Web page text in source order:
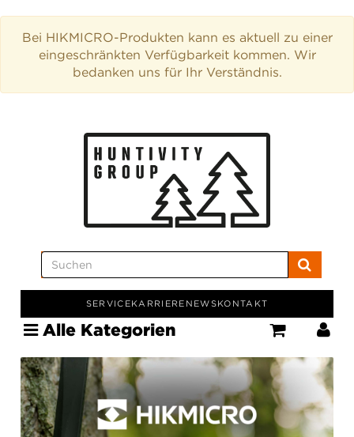
Bei HIKMICRO-Produkten kann es aktuell zu einer
eingeschränkten Verfügbarkeit kommen. Wir
bedanken uns für Ihr Verständnis.
SERVICEKARRIERE NEWSKONTAKT
Alle Kategorien